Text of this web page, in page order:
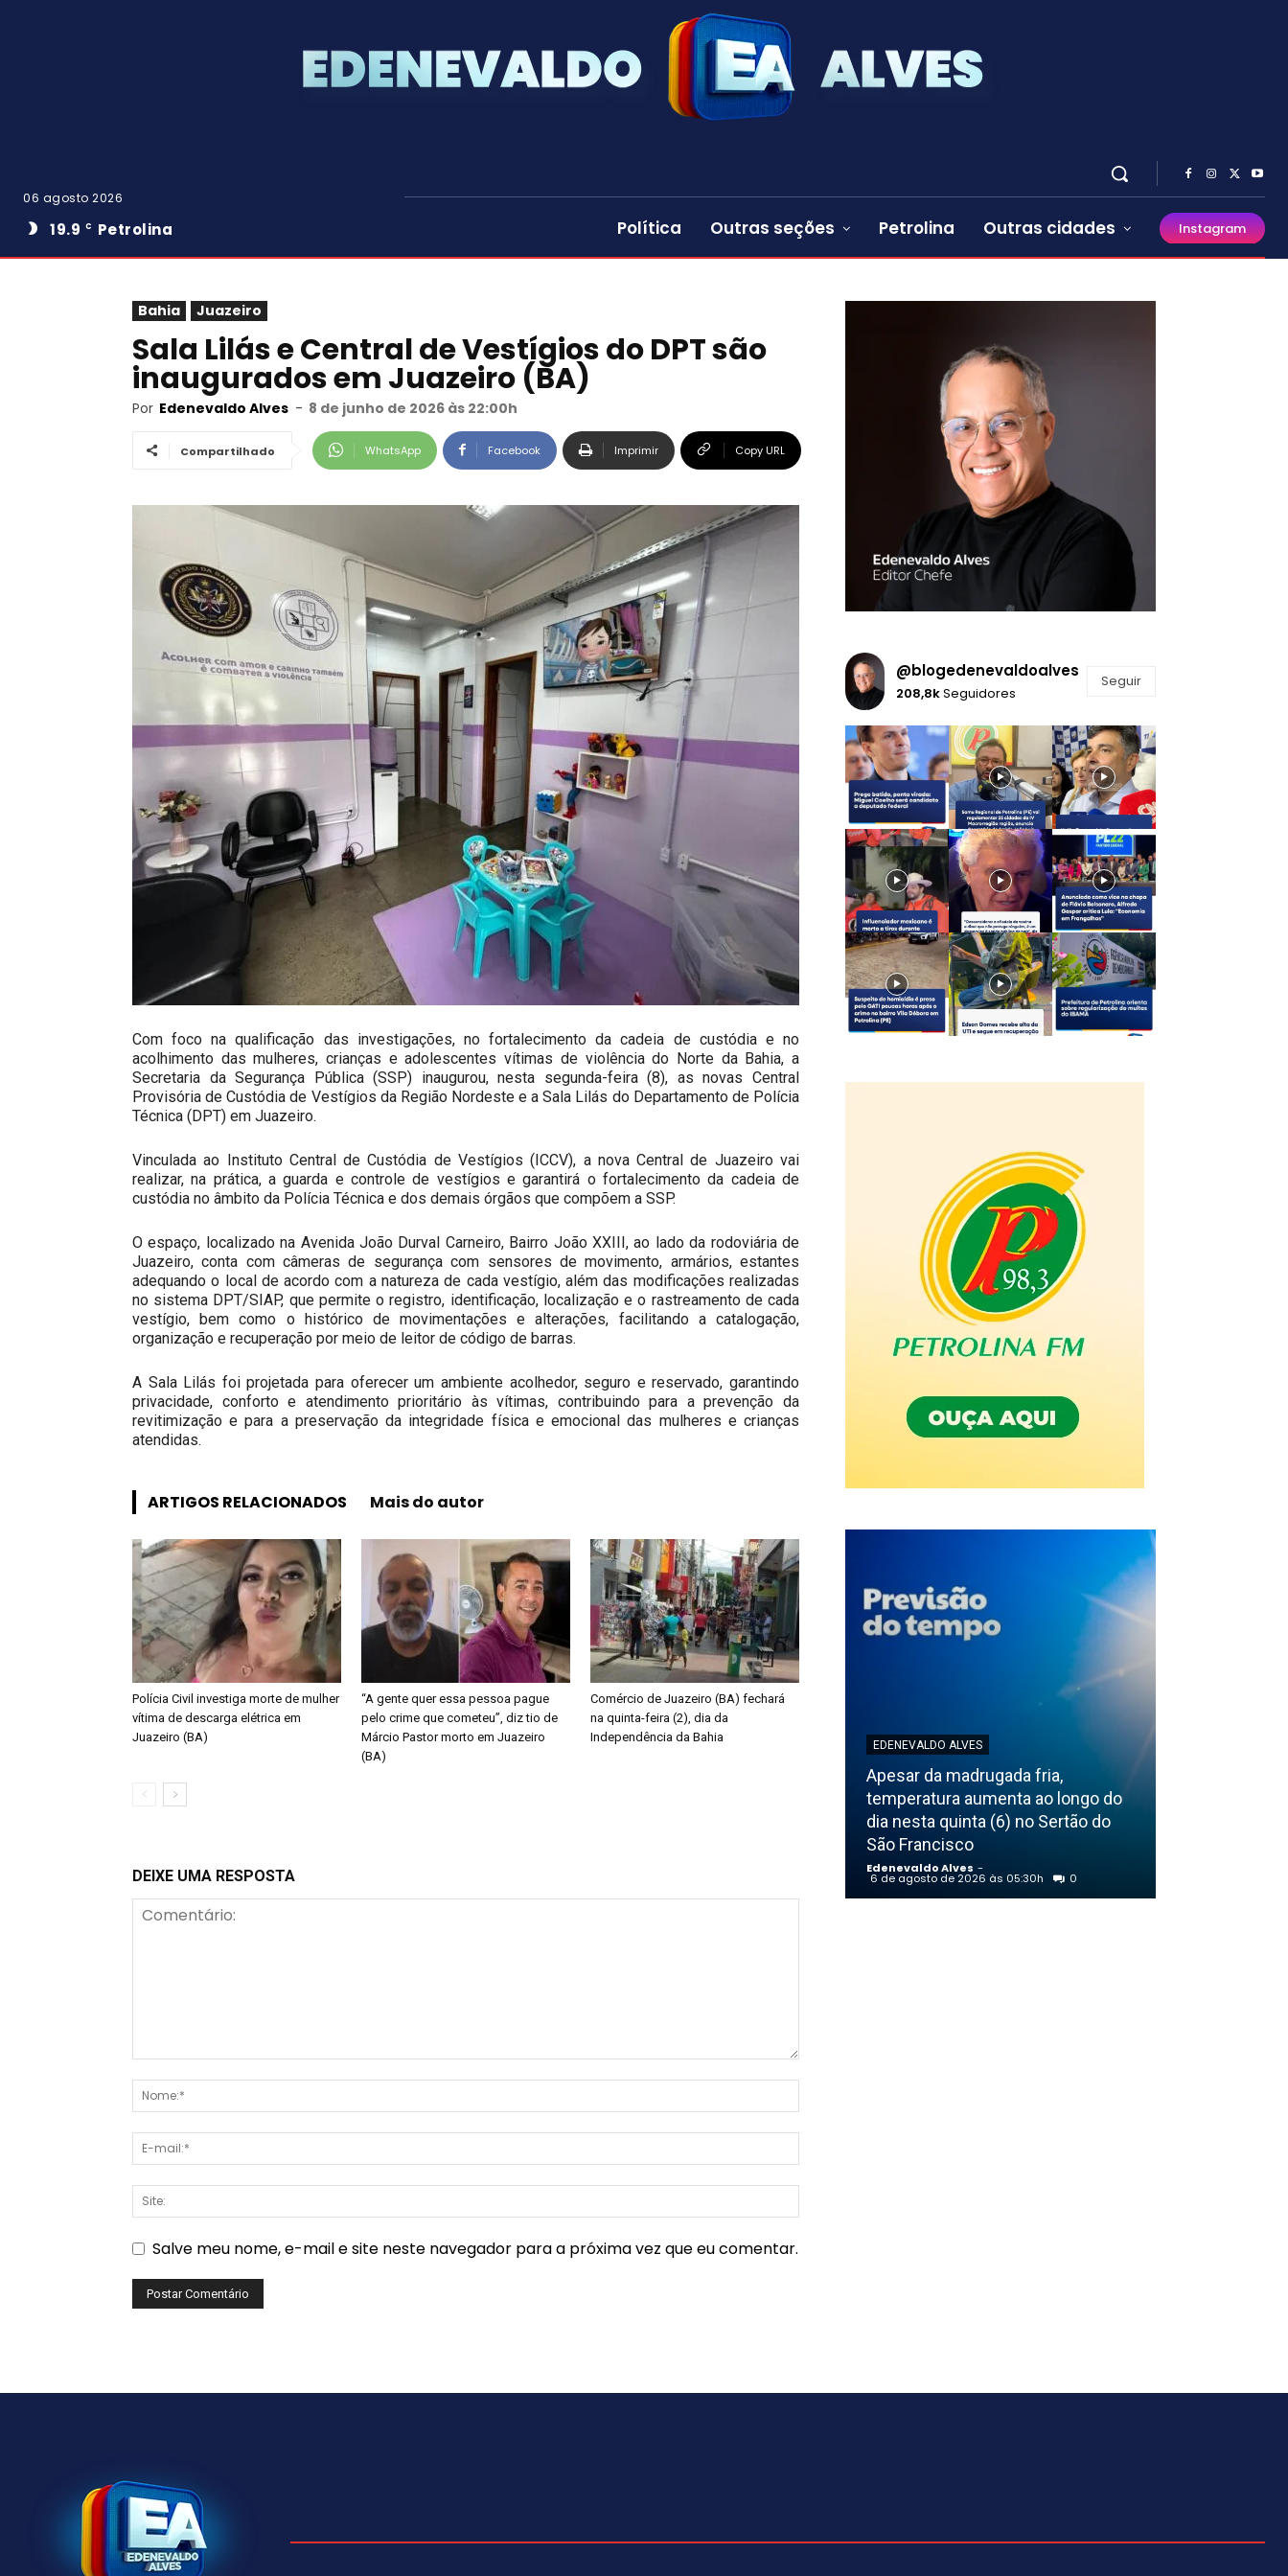
06 agosto 2026
19.9 C Petrolina Política Outras seções Petrolina Outras cidades Instagram
Bahia Juazeiro
Sala Lilás e Central de Vestígios do DPT são
inaugurados em Juazeiro (BA)
Por Edenevaldo Alves - 8 de junho de 2026 às 22:00h
Compartilhado WhatsApp Facebook Imprimir Copy URL
Com foco na qualificação das investigações, no fortalecimento da cadeia de custódia e no
acolhimento das mulheres, crianças e adolescentes vítimas de violência do Norte da Bahia, a
Secretaria da Segurança Pública (SSP) inaugurou, nesta segunda-feira (8), as novas Central
Provisória de Custódia de Vestígios da Região Nordeste e a Sala Lilás do Departamento de Polícia
Técnica (DPT) em Juazeiro.
Vinculada ao Instituto Central de Custódia de Vestígios (ICCV), a nova Central de Juazeiro vai
realizar, na prática, a guarda e controle de vestígios e garantirá o fortalecimento da cadeia de
custódia no âmbito da Polícia Técnica e dos demais órgãos que compõem a SSP.
O espaço, localizado na Avenida João Durval Carneiro, Bairro João XXIII, ao lado da rodoviária de
Juazeiro, conta com câmeras de segurança com sensores de movimento, armários, estantes
adequando o local de acordo com a natureza de cada vestígio, além das modificações realizadas
no sistema DPT/SIAP, que permite o registro, identificação, localização e o rastreamento de cada
vestígio, bem como o histórico de movimentações e alterações, facilitando a catalogação,
organização e recuperação por meio de leitor de código de barras.
A Sala Lilás foi projetada para oferecer um ambiente acolhedor, seguro e reservado, garantindo
privacidade, conforto e atendimento prioritário às vítimas, contribuindo para a prevenção da
revitimização e para a preservação da integridade física e emocional das mulheres e crianças
atendidas.
ARTIGOS RELACIONADOS Mais do autor
Polícia Civil investiga morte de mulher
vítima de descarga elétrica em
Juazeiro (BA)
“A gente quer essa pessoa pague
pelo crime que cometeu”, diz tio de
Márcio Pastor morto em Juazeiro
(BA)
Comércio de Juazeiro (BA) fechará
na quinta-feira (2), dia da
Independência da Bahia
DEIXE UMA RESPOSTA
Salve meu nome, e-mail e site neste navegador para a próxima vez que eu comentar.
@blogedenevaldoalves
208,8kSeguidores
Seguir
EDENEVALDO ALVES
Apesar da madrugada fria,
temperatura aumenta ao longo do
dia nesta quinta (6) no Sertão do
São Francisco
Edenevaldo Alves -
6 de agosto de 2026 às 05:30h 0